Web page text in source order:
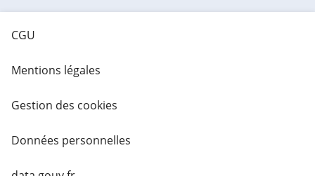
CGU
Mentions légales
Gestion des cookies
Données personnelles